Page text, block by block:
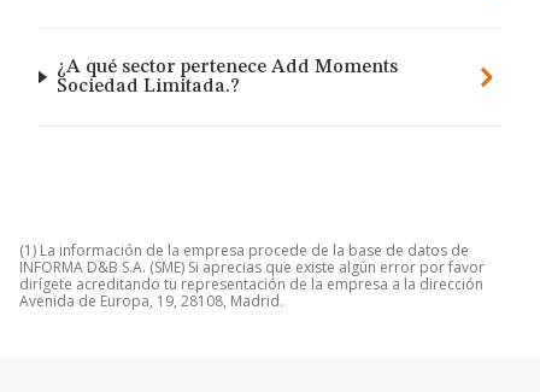
¿A qué sector pertenece Add Moments
Sociedad Limitada.?
(1) La información de la empresa procede de la base de datos de
INFORMA D&B S.A. (SME) Si aprecias que existe algún error por favor
dirígete acreditando tu representación de la empresa a la dirección
Avenida de Europa, 19, 28108, Madrid.